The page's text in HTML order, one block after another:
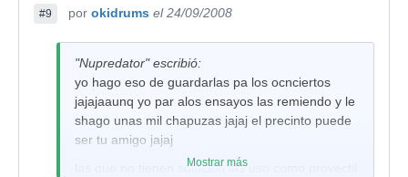
#9 por okidrums el 24/09/2008
"Nupredator" escribió:
yo hago eso de guardarlas pa los ocnciertos
jajajaaunq yo par alos ensayos las remiendo y le
shago unas mil chapuzas jajaj el precinto puede
ser tu amigo jajaj
las que no tienen solucion las uso como proyectil
Mostrar más